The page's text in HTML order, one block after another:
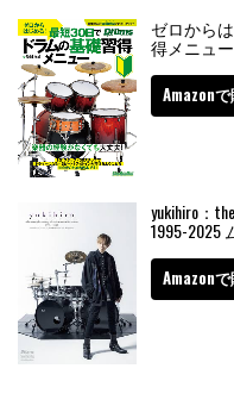
ゼロから
得メニュ
Amazon
yukihiro：
1995-2025
Amazon